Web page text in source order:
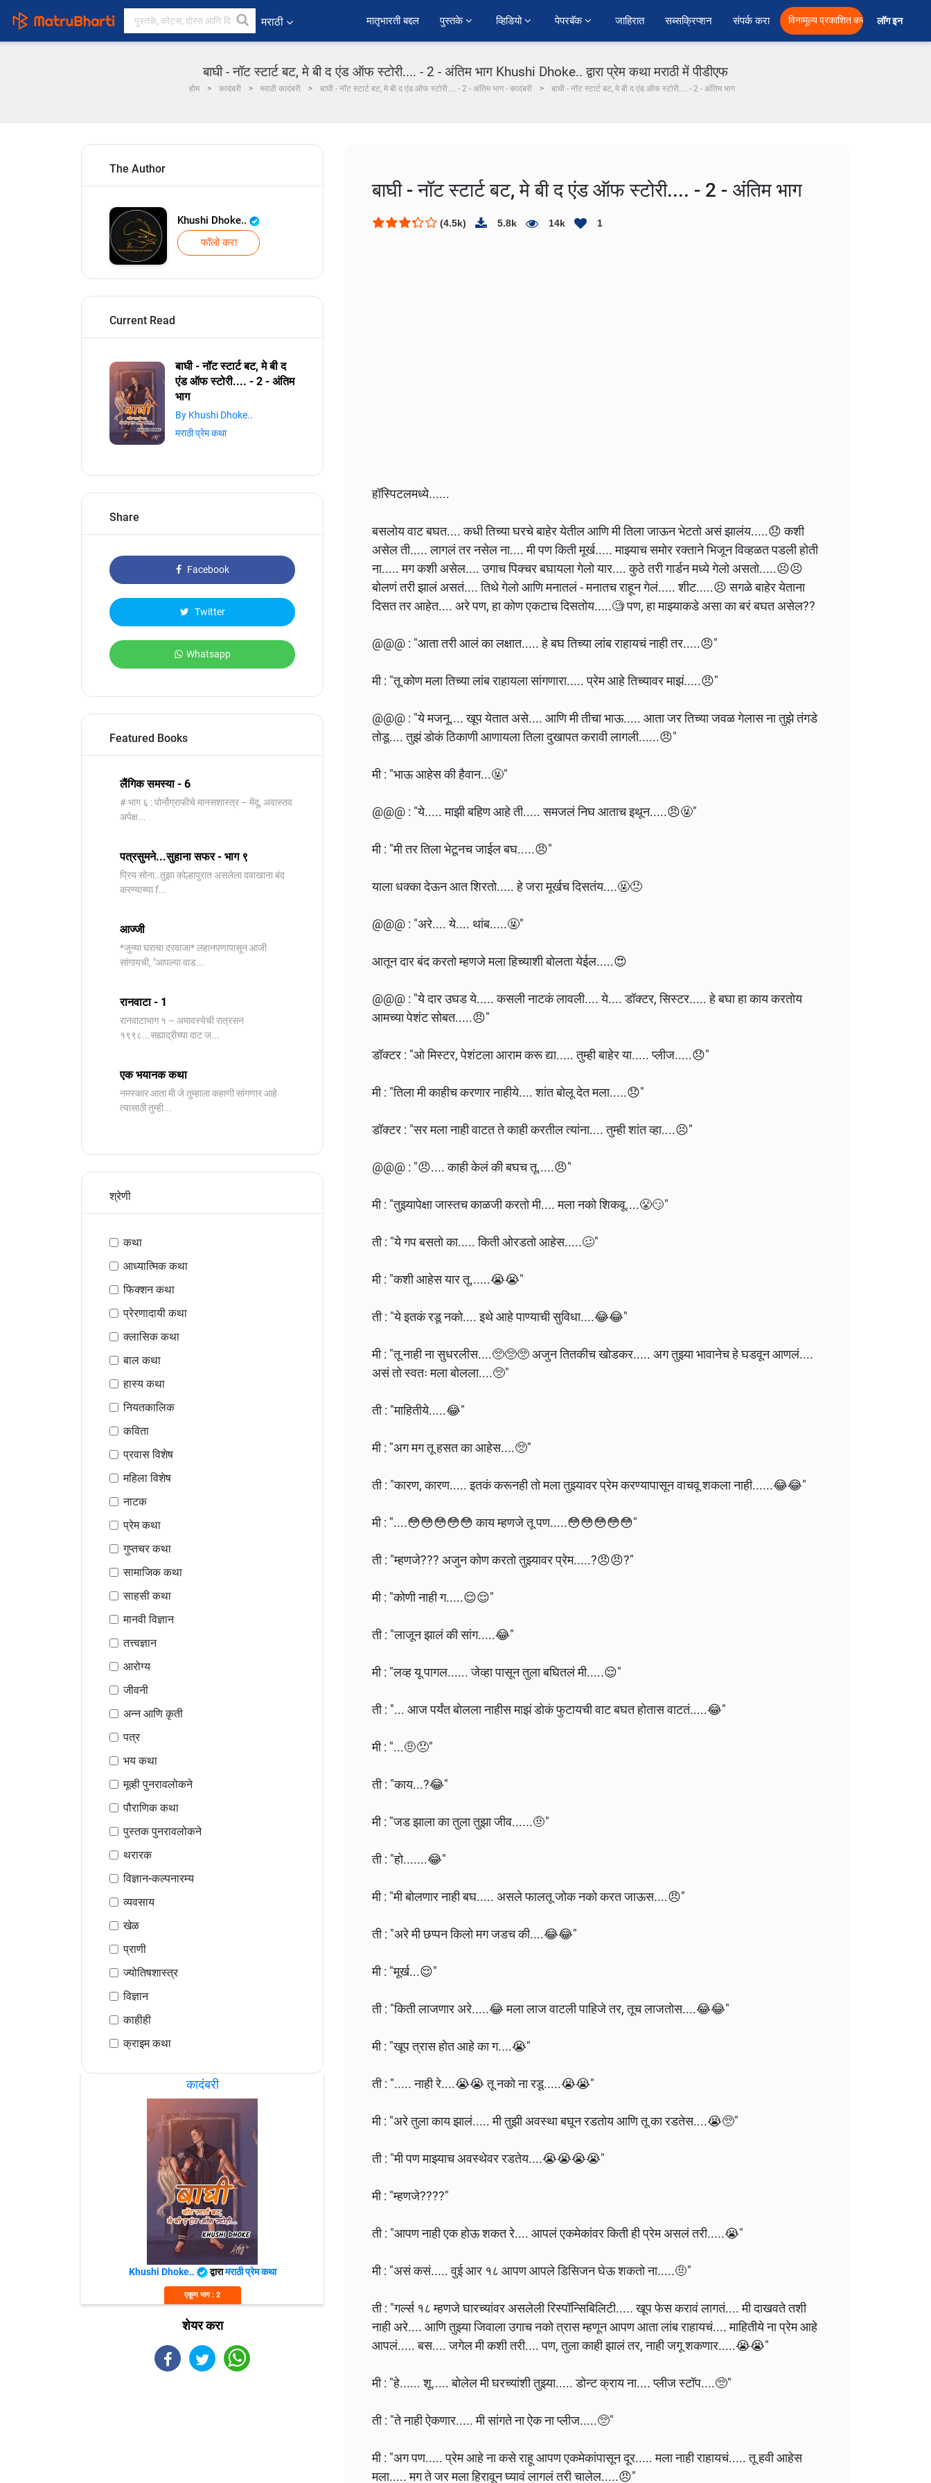
मराठी ﻿मातृभारती बद्दल पुस्तके व्हिडियो पेपरबॅक जाहिरात सब्सक्रिप्शन संपर्क करा विनामूल्य प्रकाशित करा लॉग इन
बाघी - नॉट स्टार्ट बट, मे बी द एंड ऑफ स्टोरी.... - 2 - अंतिम भाग Khushi Dhoke..️️️ द्वारा प्रेम कथा मराठी में पीडीएफ
होम कादंबरी मराठी कादंबरी बाघी - नॉट स्टार्ट बट, मे बी द एंड ऑफ स्टोरी.... - 2 - अंतिम भाग - कादंबरी बाघी - नॉट स्टार्ट बट, मे बी द एंड ऑफ स्टोरी.... - 2 - अंतिम भाग
The Author
Khushi Dhoke..️️️
फॉलो करा
Current Read
बाघी - नॉट स्टार्ट बट, मे बी द
एंड ऑफ स्टोरी.... - 2 - अंतिम
भाग
By Khushi Dhoke..️️️
मराठी प्रेम कथा
Share
Facebook
Twitter
Whatsapp
Featured Books
लैंगिक समस्या - 6
# भाग ६ : पोर्नोग्राफीचे मानसशास्त्र – मेंदू, अवास्तव
अपेक्ष...
पत्रसुमने...सुहाना सफर - भाग ९
प्रिय सोना..तुझा कोल्हापुरात असलेला दवाखाना बंद
करण्याच्या f...
आज्जी
*जुन्या घराचा दरवाजा* लहानपणापासून आजी
सांगायची, "आपल्या वाड...
रानवाटा - 1
रानवाटाभाग १ – अमावस्येची रात्रसन
१९९८...सह्याद्रीच्या दाट ज...
एक भयानक कथा
नमस्कार आता मी जे तुम्हाला कहाणी सांगणार आहे
त्यासाठी तुम्ही...
श्रेणी
कथा
आध्यात्मिक कथा
फिक्शन कथा
प्रेरणादायी कथा
क्लासिक कथा
बाल कथा
हास्य कथा
नियतकालिक
कविता
प्रवास विशेष
महिला विशेष
नाटक
प्रेम कथा
गुप्तचर कथा
सामाजिक कथा
साहसी कथा
मानवी विज्ञान
तत्त्वज्ञान
आरोग्य
जीवनी
अन्न आणि कृती
पत्र
भय कथा
मूव्ही पुनरावलोकने
पौराणिक कथा
पुस्तक पुनरावलोकने
थरारक
विज्ञान-कल्पनारम्य
व्यवसाय
खेळ
प्राणी
ज्योतिषशास्त्र
विज्ञान
काहीही
क्राइम कथा
कादंबरी
Khushi Dhoke..️️️ द्वारामराठी प्रेम कथा
एकूण भाग : 2
शेयर करा
बाघी - नॉट स्टार्ट बट, मे बी द एंड ऑफ स्टोरी.... - 2 - अंतिम भाग
(4.5k) 5.8k 14k 1
हॉस्पिटलमध्ये......
बसलोय वाट बघत.... कधी तिच्या घरचे बाहेर येतील आणि मी तिला जाऊन भेटतो असं झालंय.....😞 कशी
असेल ती..... लागलं तर नसेल ना.... मी पण किती मूर्ख..... माझ्याच समोर रक्ताने भिजून विव्हळत पडली होती
ना..... मग कशी असेल.... उगाच पिक्चर बघायला गेलो यार.... कुठे तरी गार्डन मध्ये गेलो असतो.....😣😣
बोलणं तरी झालं असतं.... तिथे गेलो आणि मनातलं - मनातच राहून गेलं..... शीट.....😣 सगळे बाहेर येताना
दिसत तर आहेत.... अरे पण, हा कोण एकटाच दिसतोय.....🧐 पण, हा माझ्याकडे असा का बरं बघत असेल??
@@@ : "आता तरी आलं का लक्षात..... हे बघ तिच्या लांब राहायचं नाही तर.....😠"
मी : "तू कोण मला तिच्या लांब राहायला सांगणारा..... प्रेम आहे तिच्यावर माझं.....😠"
@@@ : "ये मजनू.... खूप येतात असे.... आणि मी तीचा भाऊ..... आता जर तिच्या जवळ गेलास ना तुझे तंगडे
तोडू.... तुझं डोकं ठिकाणी आणायला तिला दुखापत करावी लागली......😠"
मी : "भाऊ आहेस की हैवान...🤬"
@@@ : "ये..... माझी बहिण आहे ती..... समजलं निघ आताच इथून.....😠🤬"
मी : "मी तर तिला भेटूनच जाईल बघ.....😠"
याला धक्का देऊन आत शिरतो..... हे जरा मूर्खच दिसतंय....🤬😠
@@@ : "अरे.... ये.... थांब.....🤬"
आतून दार बंद करतो म्हणजे मला हिच्याशी बोलता येईल.....😍
@@@ : "ये दार उघड ये..... कसली नाटकं लावली.... ये.... डॉक्टर, सिस्टर..... हे बघा हा काय करतोय
आमच्या पेशंट सोबत.....😠"
डॉक्टर : "ओ मिस्टर, पेशंटला आराम करू द्या..... तुम्ही बाहेर या..... प्लीज.....😞"
मी : "तिला मी काहीच करणार नाहीये.... शांत बोलू देत मला.....😞"
डॉक्टर : "सर मला नाही वाटत ते काही करतील त्यांना.... तुम्ही शांत व्हा....😣"
@@@ : "😠.... काही केलं की बघच तू.....😠"
मी : "तुझ्यापेक्षा जास्तच काळजी करतो मी.... मला नको शिकवू....😤😏"
ती : "ये गप बसतो का..... किती ओरडतो आहेस.....🥴"
मी : "कशी आहेस यार तू......😭😭"
ती : "ये इतकं रडू नको.... इथे आहे पाण्याची सुविधा....😂😂"
मी : "तू नाही ना सुधरलीस....🥺🥺🥺 अजुन तितकीच खोडकर..... अग तुझ्या भावानेच हे घडवून आणलं....
असं तो स्वतः मला बोलला....🥺"
ती : "माहितीये.....😂"
मी : "अग मग तू हसत का आहेस....🥺"
ती : "कारण, कारण..... इतकं करूनही तो मला तुझ्यावर प्रेम करण्यापासून वाचवू शकला नाही......😂😂"
मी : "....😳😳😳😳😳 काय म्हणजे तू पण.....😳😳😳😳😳"
ती : "म्हणजे??? अजुन कोण करतो तुझ्यावर प्रेम.....?😠😠?"
मी : "कोणी नाही ग.....😌😌"
ती : "लाजून झालं की सांग.....😂"
मी : "लव्ह यू पागल...... जेव्हा पासून तुला बघितलं मी.....😌"
ती : "... आज पर्यंत बोलला नाहीस माझं डोकं फुटायची वाट बघत होतास वाटतं.....😂"
मी : "...🤨😠"
ती : "काय...?😂"
मी : "जड झाला का तुला तुझा जीव......🤨"
ती : "हो.......😂"
मी : "मी बोलणार नाही बघ..... असले फालतू जोक नको करत जाऊस....😠"
ती : "अरे मी छप्पन किलो मग जडच की....😂😂"
मी : "मूर्ख...😌"
ती : "किती लाजणार अरे.....😂 मला लाज वाटली पाहिजे तर, तूच लाजतोस....😂😂"
मी : "खूप त्रास होत आहे का ग....😭"
ती : "..... नाही रे....😭😭 तू नको ना रडू.....😭😭"
मी : "अरे तुला काय झालं..... मी तुझी अवस्था बघून रडतोय आणि तू का रडतेस....😭🥺"
ती : "मी पण माझ्याच अवस्थेवर रडतेय....😭😭😭😭"
मी : "म्हणजे????"
ती : "आपण नाही एक होऊ शकत रे.... आपलं एकमेकांवर किती ही प्रेम असलं तरी.....😭"
मी : "असं कसं..... वुई आर १८ आपण आपले डिसिजन घेऊ शकतो ना.....🤨"
ती : "गर्ल्स १८ म्हणजे घारच्यांवर असलेली रिस्पॉन्सिबिलिटी..... खूप फेस करावं लागतं.... मी दाखवते तशी
नाही अरे.... आणि तुझ्या जिवाला उगाच नको त्रास म्हणून आपण आता लांब राहायचं.... माहितीये ना प्रेम आहे
आपलं..... बस.... जगेल मी कशी तरी.... पण, तुला काही झालं तर, नाही जगू शकणार.....😭😭"
मी : "हे...... शू..... बोलेल मी घरच्यांशी तुझ्या..... डोन्ट क्राय ना.... प्लीज स्टॉप....🥺"
ती : "ते नाही ऐकणार..... मी सांगते ना ऐक ना प्लीज.....🥺"
मी : "अग पण..... प्रेम आहे ना कसे राहू आपण एकमेकांपासून दूर..... मला नाही राहायचं..... तू हवी आहेस
मला..... मग ते जर मला हिरावून घ्यावं लागलं तरी चालेल.....😠"